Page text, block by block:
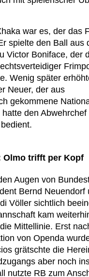
war es, der das
spielte den Ball aus
Victor Boniface, der
Wenig später
Neuer, der aus
gekommene
den
Olmo trifft per Kopf
Augen von
Bernd Neuendorf
Völler sichtlich
kam
Mittellinie. Erst
von Openda
grätschte die
aber noch
nutzte RB zum